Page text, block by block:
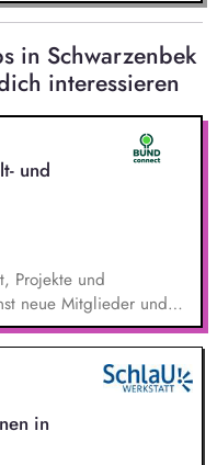
in Schwarzenbek
interessieren
und
Projekte und
neue Mitglieder und
und Naturschutz. Du
und Klimaschutz nach
Kampagnen
das Sammeln von
in